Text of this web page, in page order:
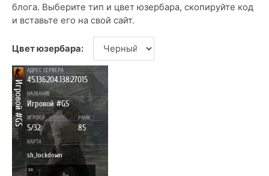
блога. Выберите тип и цвет юзербара, скопируйте код
и вставьте его на свой сайт.
Цвет юзербара: